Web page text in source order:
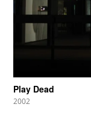
Play Dead
2002